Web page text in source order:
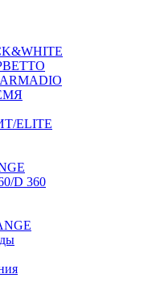
ELITE
D 360